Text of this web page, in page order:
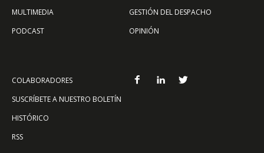
MULTIMEDIA
PODCAST
GESTIÓN DEL DESPACHO
OPINIÓN
COLABORADORES
SUSCRÍBETE A NUESTRO BOLETÍN
HISTÓRICO
RSS